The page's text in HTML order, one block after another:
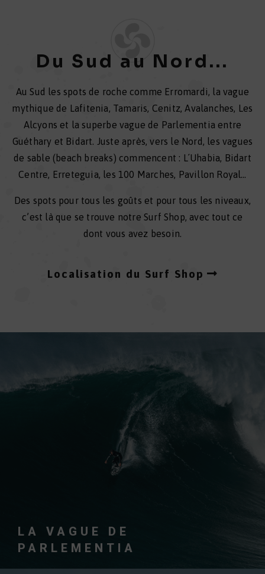
Du Sud au Nord...
Au Sud les spots de roche comme Erromardi, la vague
mythique de Lafitenia, Tamaris, Cenitz, Avalanches, Les
Alcyons et la superbe vague de Parlementia entre
Guéthary et Bidart. Juste après, vers le Nord, les vagues
de sable (beach breaks) commencent : L´Uhabia, Bidart
Centre, Erreteguia, les 100 Marches, Pavillon Royal…
Des spots pour tous les goûts et pour tous les niveaux,
c’est là que se trouve notre Surf Shop, avec tout ce
dont vous avez besoin.
Localisation du Surf Shop
LA VAGUE DE
PARLEMENTIA
UNE DES VAGUES LES PLUS CHARISMATIQUES
DE LA PLANÈTE